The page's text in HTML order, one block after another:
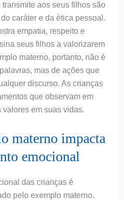
aos seus filhos são
caráter e da ética pessoal.
empatia, respeito e
seus filhos a valorizarem
materno, portanto, não é
mas de ações que
discurso. As crianças
que observam em
em suas vidas.
materno impacta
emocional
das crianças é
pelo exemplo materno.